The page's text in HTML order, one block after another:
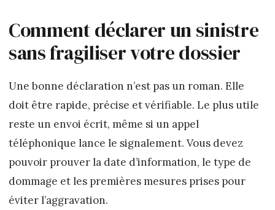
Comment déclarer un sinistre
sans fragiliser votre dossier
Une bonne déclaration n’est pas un roman. Elle
doit être rapide, précise et vérifiable. Le plus utile
reste un envoi écrit, même si un appel
téléphonique lance le signalement. Vous devez
pouvoir prouver la date d’information, le type de
dommage et les premières mesures prises pour
éviter l’aggravation.